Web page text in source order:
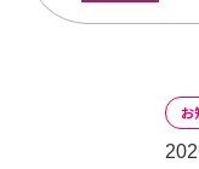
お